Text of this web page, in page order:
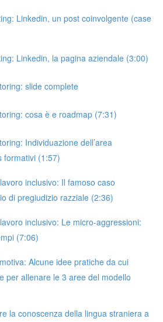
Linkedin, un post coinvolgente (case
Linkedin, la pagina aziendale (3:00)
slide complete
cosa è e roadmap (7:31)
Individuazione dell’area
formativi (1:57)
inclusivo: Il famoso caso
di pregiudizio razziale (2:36)
inclusivo: Le micro-aggressioni:
(7:06)
Alcune idee pratiche da cui
per allenare le 3 aree del modello
la conoscenza della lingua straniera a